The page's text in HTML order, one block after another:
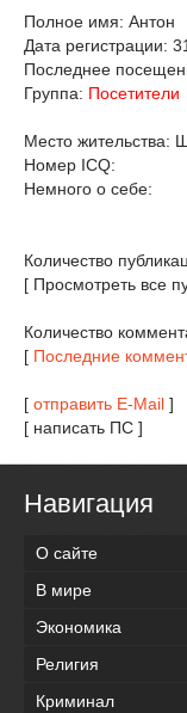
Полное имя: Антон
Дата регистрации:
Последнее
Группа: Посетители
Место жительства:
Номер ICQ:
Немного о себе:
Количество
[ Просмотреть все
Количество
[ Последние
[ отправить E-Mail ]
[ написать ПС ]
Навигация
О сайте
В мире
Экономика
Религия
Криминал